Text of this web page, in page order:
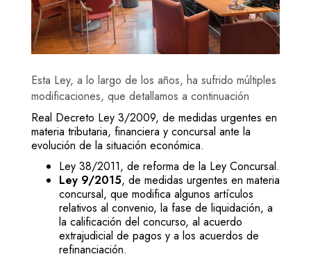
Esta Ley, a lo largo de los años, ha sufrido múltiples
modificaciones, que detallamos a continuación
Real Decreto Ley 3/2009, de medidas urgentes en
materia tributaria, financiera y concursal ante la
evolución de la situación económica.
Ley 38/2011, de reforma de la Ley Concursal.
Ley 9/2015, de medidas urgentes en materia
concursal, que modifica algunos artículos
relativos al convenio, la fase de liquidación, a
la calificación del concurso, al acuerdo
extrajudicial de pagos y a los acuerdos de
refinanciación.